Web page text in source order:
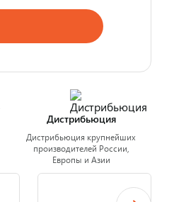
Дистрибьюция
Дистрибьюция крупнейших
производителей России,
Европы и Азии